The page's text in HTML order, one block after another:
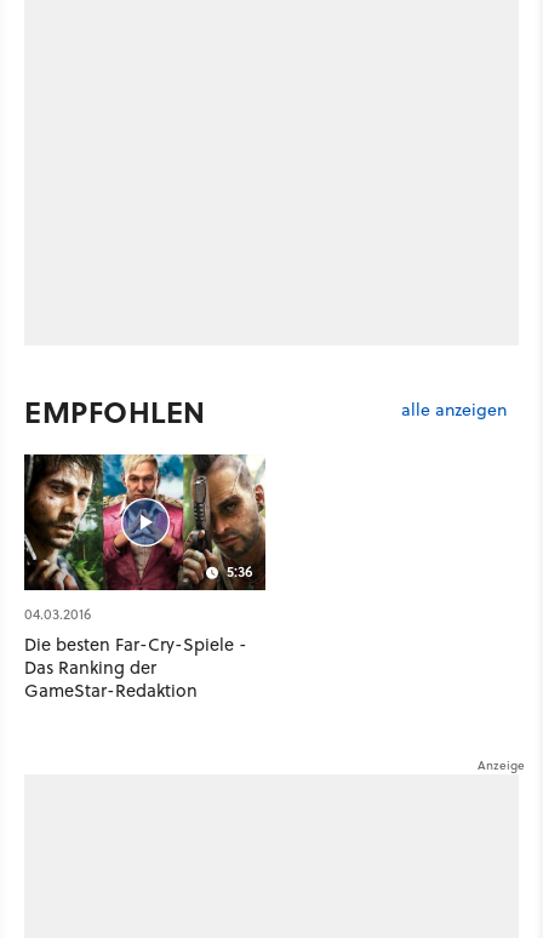
EMPFOHLEN alle anzeigen
5:36
04.03.2016
Die besten Far-Cry-Spiele -
Das Ranking der
GameStar-Redaktion